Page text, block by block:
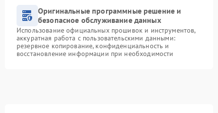
Оригинальные программные решение и
безопасное обслуживание данных
Использование официальных прошивок и инструментов,
аккуратная работа с пользовательскими данными:
резервное копирование, конфиденциальность и
восстановление информации при необходимости